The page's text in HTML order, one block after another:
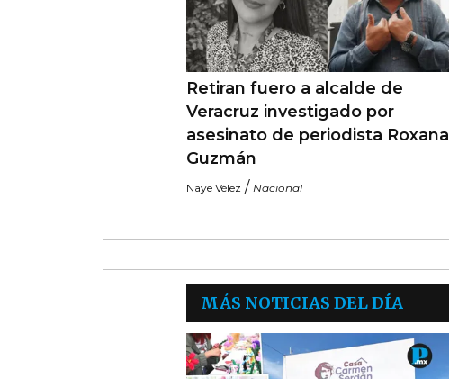
Retiran fuero a alcalde de
Veracruz investigado por
asesinato de periodista Roxana
Guzmán
Naye Vélez / Nacional
MÁS NOTICIAS DEL DÍA